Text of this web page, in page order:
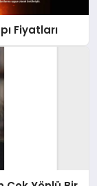
Fiyatları